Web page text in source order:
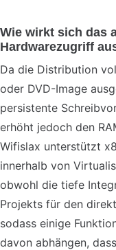
Wie wirkt sich das
Hardwarezugriff
Da die Distribution
oder DVD-Image
persistente
erhöht jedoch den
Wifislax unterstützt
innerhalb von
obwohl die tiefe
Projekts für den
sodass einige
davon abhängen,